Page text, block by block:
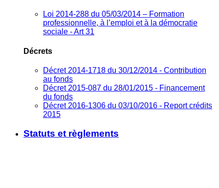
Loi 2014-288 du 05/03/2014 – Formation
professionnelle, à l’emploi et à la démocratie
sociale - Art 31
Décrets
Décret 2014-1718 du 30/12/2014 - Contribution
au fonds
Décret 2015-087 du 28/01/2015 - Financement
du fonds
Décret 2016-1306 du 03/10/2016 - Report crédits
2015
Statuts et règlements